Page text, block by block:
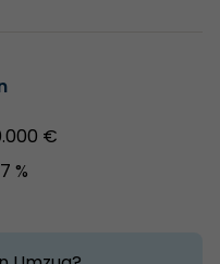
€
%